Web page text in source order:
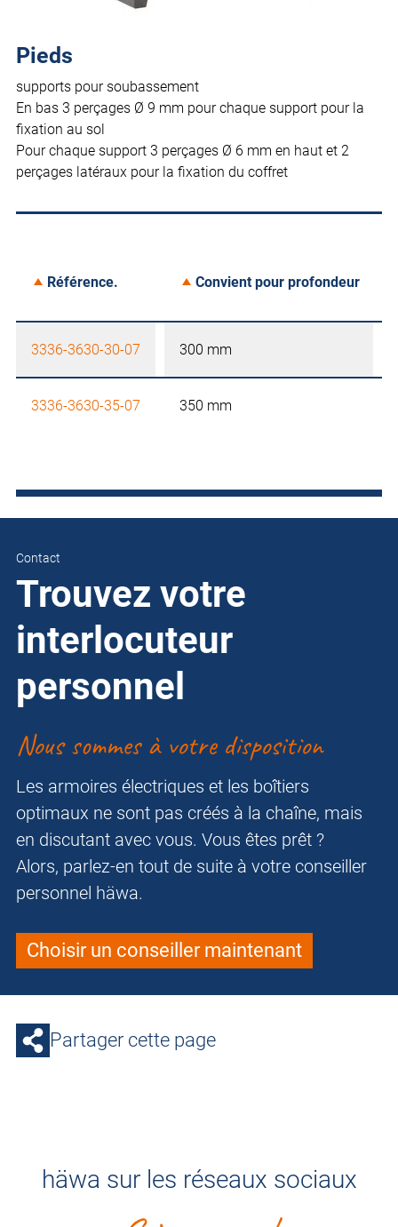
Pieds
supports pour soubassement
En bas 3 perçages Ø 9 mm pour chaque support pour la
fixation au sol
Pour chaque support 3 perçages Ø 6 mm en haut et 2
perçages latéraux pour la fixation du coffret
Référence. Convient pour profondeur
3336-3630-30-07 300 mm
3336-3630-35-07 350 mm
Contact
Trouvez votre
interlocuteur
personnel
Nous sommes à votre disposition
Les armoires électriques et les boîtiers
optimaux ne sont pas créés à la chaîne, mais
en discutant avec vous. Vous êtes prêt ?
Alors, parlez-en tout de suite à votre conseiller
personnel häwa.
Choisir un conseiller maintenant
Partager cette page
häwa sur les réseaux sociaux